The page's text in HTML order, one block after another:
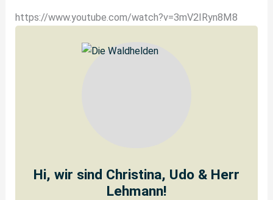
https://www.youtube.com/watch?v=3mV2IRyn8M8
Hi, wir sind Christina, Udo & Herr
Lehmann!